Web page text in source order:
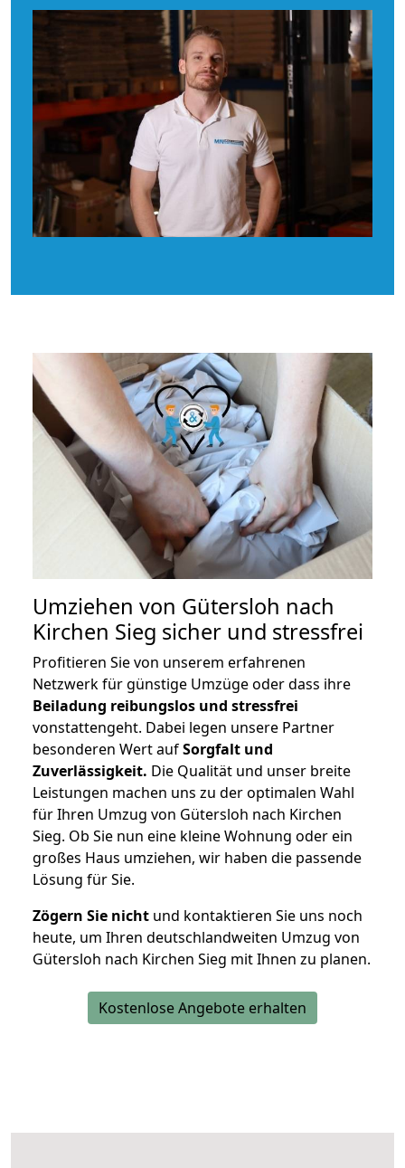
Umziehen von Gütersloh nach
Kirchen Sieg sicher und stressfrei
Profitieren Sie von unserem erfahrenen
Netzwerk für günstige Umzüge oder dass ihre
Beiladung reibungslos und stressfrei
vonstattengeht. Dabei legen unsere Partner
besonderen Wert aufSorgfalt und
Zuverlässigkeit. Die Qualität und unser breite
Leistungen machen uns zu der optimalen Wahl
für Ihren Umzug von Gütersloh nach Kirchen
Sieg. Ob Sie nun eine kleine Wohnung oder ein
großes Haus umziehen, wir haben die passende
Lösung für Sie.
Zögern Sie nicht und kontaktieren Sie uns noch
heute, um Ihren deutschlandweiten Umzug von
Gütersloh nach Kirchen Sieg mit Ihnen zu planen.
Kostenlose Angebote erhalten